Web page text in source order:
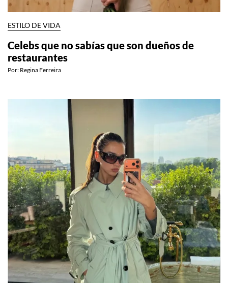
ESTILO DE VIDA
Celebs que no sabías que son dueños de
restaurantes
Por: Regina Ferreira